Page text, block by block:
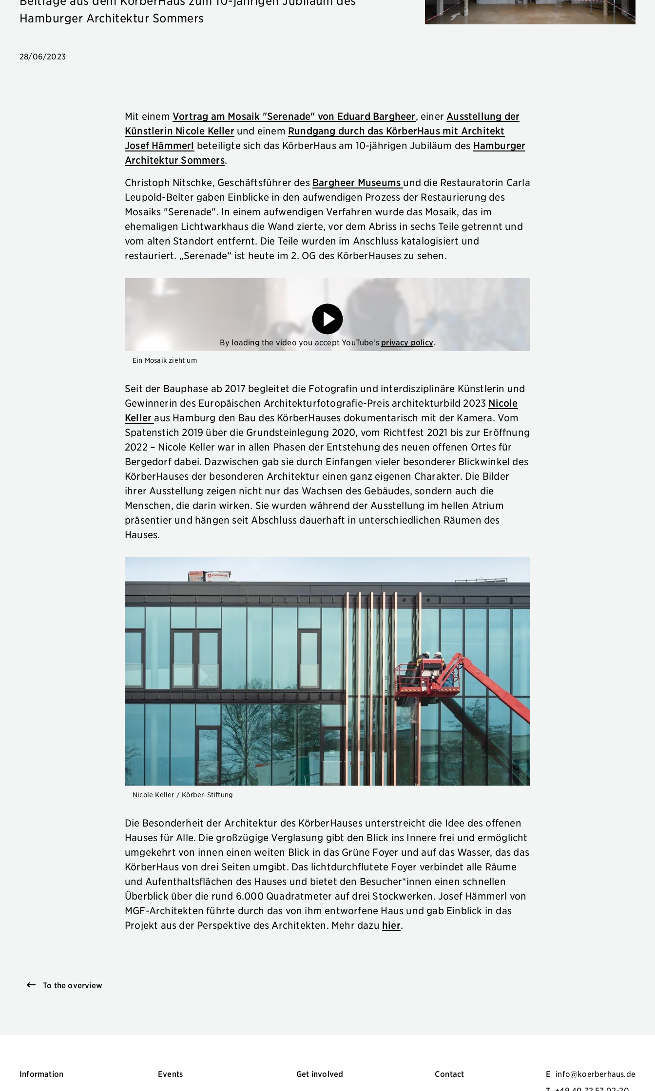
Hamburger Architektur Sommers
28/06/2023
Mit einem Vortrag am Mosaik "Serenade" von Eduard Bargheer, einer Ausstellung der
Künstlerin Nicole Kellerund einem Rundgang durch das KörberHaus mit Architekt
Josef Hämmerl beteiligte sich das KörberHaus am 10-jährigen Jubiläum des Hamburger
Architektur Sommers.
Christoph Nitschke, Geschäftsführer des Bargheer Museums und die Restauratorin Carla
Leupold-Belter gaben Einblicke in den aufwendigen Prozess der Restaurierung des
Mosaiks "Serenade". In einem aufwendigen Verfahren wurde das Mosaik, das im
ehemaligen Lichtwarkhaus die Wand zierte, vor dem Abriss in sechs Teile getrennt und
vom alten Standort entfernt. Die Teile wurden im Anschluss katalogisiert und
restauriert. „Serenade“ ist heute im 2. OG des KörberHauses zu sehen.
By loading the video you accept YouTube’s privacy policy.
Ein Mosaik zieht um
Seit der Bauphase ab 2017 begleitet die Fotografin und interdisziplinäre Künstlerin und
Gewinnerin des Europäischen Architekturfotografie-Preis architekturbild 2023 Nicole
Keller aus Hamburg den Bau des KörberHauses dokumentarisch mit der Kamera. Vom
Spatenstich 2019 über die Grundsteinlegung 2020, vom Richtfest 2021 bis zur Eröffnung
2022 – Nicole Keller war in allen Phasen der Entstehung des neuen offenen Ortes für
Bergedorf dabei. Dazwischen gab sie durch Einfangen vieler besonderer Blickwinkel des
KörberHauses der besonderen Architektur einen ganz eigenen Charakter. Die Bilder
ihrer Ausstellung zeigen nicht nur das Wachsen des Gebäudes, sondern auch die
Menschen, die darin wirken. Sie wurden während der Ausstellung im hellen Atrium
präsentier und hängen seit Abschluss dauerhaft in unterschiedlichen Räumen des
Hauses.
Nicole Keller / Körber-Stiftung
Die Besonderheit der Architektur des KörberHauses unterstreicht die Idee des offenen
Hauses für Alle. Die großzügige Verglasung gibt den Blick ins Innere frei und ermöglicht
umgekehrt von innen einen weiten Blick in das Grüne Foyer und auf das Wasser, das das
KörberHaus von drei Seiten umgibt. Das lichtdurchflutete Foyer verbindet alle Räume
und Aufenthaltsflächen des Hauses und bietet den Besucher*innen einen schnellen
Überblick über die rund 6.000 Quadratmeter auf drei Stockwerken. Josef Hämmerl von
MGF-Architekten führte durch das von ihm entworfene Haus und gab Einblick in das
Projekt aus der Perspektive des Architekten. Mehr dazu hier.
To the overview
Information Events Get involved Contact E info@koerberhaus.de